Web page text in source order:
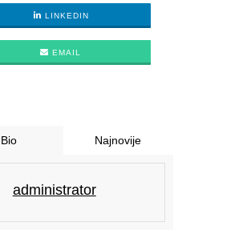
LINKEDIN
EMAIL
Bio Najnovije
administrator